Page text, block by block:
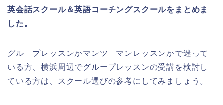
英会話スクール＆英語コーチングスクールをまとめま
した。
グループレッスンかマンツーマンレッスンかで迷って
いる方、横浜周辺でグループレッスンの受講を検討し
ている方は、スクール選びの参考にしてみましょう。